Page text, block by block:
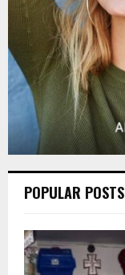
POPULAR POSTS